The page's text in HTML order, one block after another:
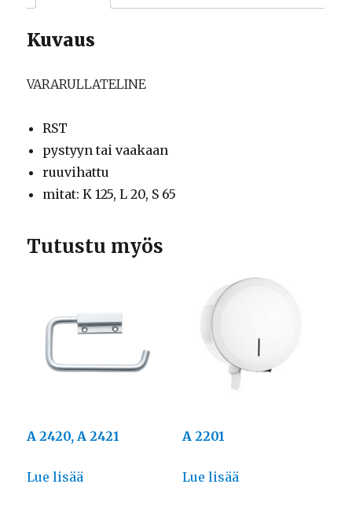
Kuvaus
VARARULLATELINE
RST
pystyyn tai vaakaan
ruuvihattu
mitat: K 125, L 20, S 65
Tutustu myös
A 2420, A 2421
Lue lisää
A 2201
Lue lisää